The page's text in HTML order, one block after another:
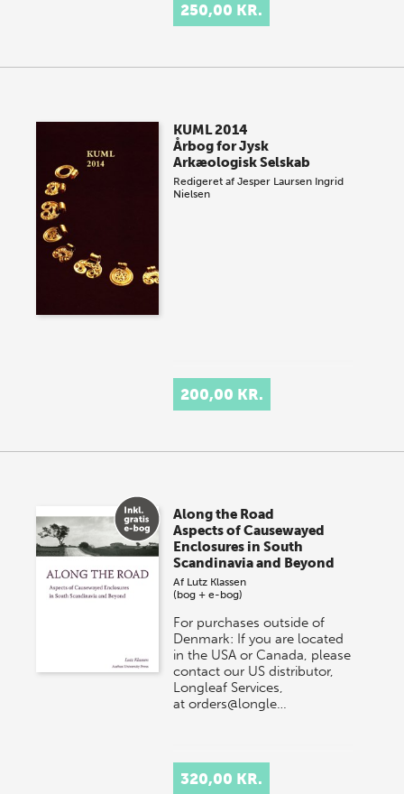
250,00 KR.
KUML 2014
Årbog for Jysk
Arkæologisk Selskab
Redigeret afJesper Laursen Ingrid
Nielsen
200,00 KR.
Along the Road
Aspects of Causewayed
Enclosures in South
Scandinavia and Beyond
Af Lutz Klassen
(bog + e-bog)
For purchases outside of
Denmark: If you are located
in the USA or Canada, please
contact our US distributor,
Longleaf Services,
at orders@longle…
320,00 KR.